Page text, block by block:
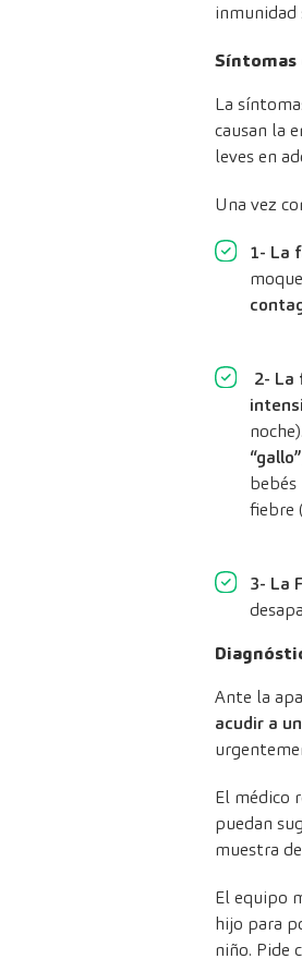
inmunidad
Síntomas
La
causan la
leves en
Una vez
1- La
2- La
bebés
fiebre
3- La
Ante la
acudir a
El médico
puedan
muestra
El equipo
hijo para
niño. Pide